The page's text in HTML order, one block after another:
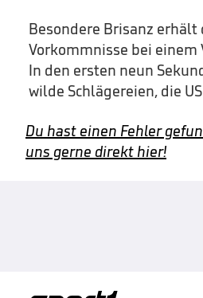
Besondere Brisanz
Vorkommnisse bei
In den ersten neun
wilde Schlägereien, die
Du hast einen Fehler
uns gerne direkt hier!